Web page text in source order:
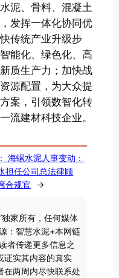
泥、骨料、混凝土
发挥一体化协同优
传统产业升级步
能化、绿色化、高
质生产力；加快战
源配置，为大众提
案，引领数智化转
流建材科技企业。
海螺水泥人事变动：
担任公司总法律顾
合规官
→
家所有，任何媒体
：智慧水泥+本网链
者传递更多信息之
证实其内容的真实
在两周内尽快联系处